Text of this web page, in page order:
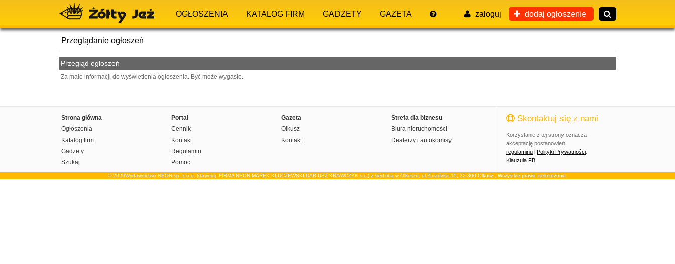
OGŁOSZENIA KATALOG FIRM GADŻETY GAZETA zaloguj dodaj ogłoszenie
Przeglądanie ogłoszeń
Przegląd ogłoszeń
Za mało informacji do wyświetlenia ogłoszenia. Być może wygasło.
Strona główna
Ogłoszenia
Katalog firm
Gadżety
Szukaj
Portal
Cennik
Kontakt
Regulamin
Pomoc
Gazeta
Olkusz
Kontakt
Strefa dla biznesu
Biura nieruchomości
Dealerzy i autokomisy
Skontaktuj się z nami
Korzystanie z tej strony oznacza
akceptację postanowień
regulaminu i Polityki Prywatności
Klauzula FB
© 2026Wydawnictwo NEON sp. z o.o. (dawniej: FIRMA NEON MAREK KLUCZEWSKI DARIUSZ KRAWCZYK s.c.) z siedzibą w Olkuszu, ul.Żuradzka 15, 32-300 Olkusz . Wszystkie prawa zastrzeżone.